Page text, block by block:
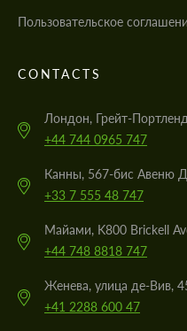
Пользовательское
CONTACTS
Лондон, Грейт-
+44 744 0965 747
Канны, 567-бис Авеню
+33 7 555 48 747
Майами, K800 Brickell
+44 748 8818 747
Женева, улица де-Вив,
+41 2288 600 47